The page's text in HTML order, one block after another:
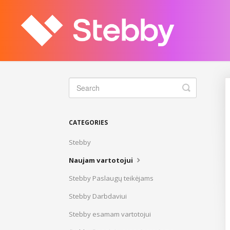
Toggle
Search
CATEGORIES
Stebby
Naujam vartotojui
Stebby Paslaugų teikėjams
Stebby Darbdaviui
Stebby esamam vartotojui